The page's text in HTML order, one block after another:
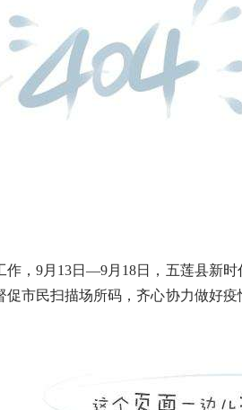
9月13日—9月18日，五莲县新时
促市民扫描场所码，齐心协力做好